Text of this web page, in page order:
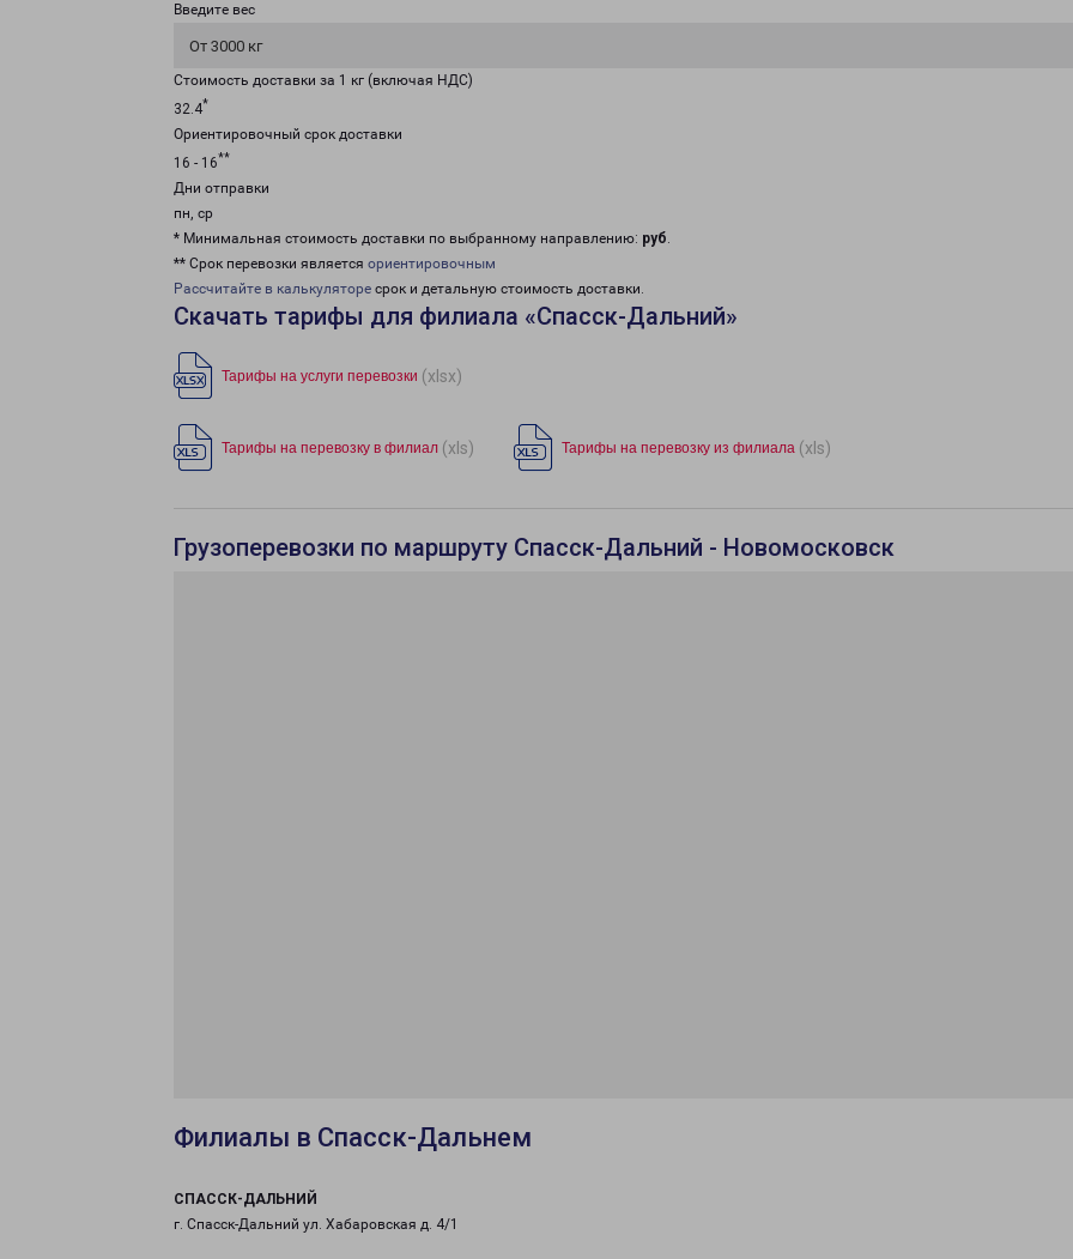
Введите вес
От 3000 кг
Стоимость доставки за 1 кг (включая НДС)
32.4*
Ориентировочный срок доставки
16 - 16**
Дни отправки
пн, ср
* Минимальная стоимость доставки по выбранному направлению: руб.
** Срок перевозки является ориентировочным
Рассчитайте в калькуляторе срок и детальную стоимость доставки.
Скачать тарифы для филиала «Спасск-Дальний»
Тарифы на услуги перевозки (xlsx)
Тарифы на перевозку в филиал (xls) Тарифы на перевозку из филиала (xls)
Грузоперевозки по маршруту Спасск-Дальний - Новомосковск
Филиалы в Спасск-Дальнем
СПАССК-ДАЛЬНИЙ
г. Спасск-Дальний ул. Хабаровская д. 4/1